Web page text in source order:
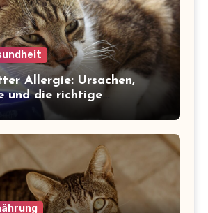
Allergie: Ursachen,
und die richtige